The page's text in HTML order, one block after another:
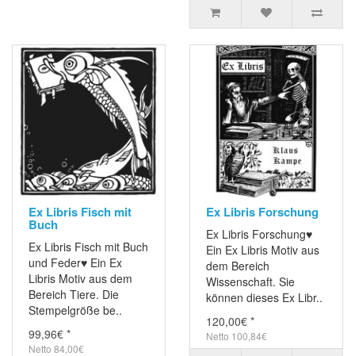
Ex Libris Fisch mit
Buch
Ex Libris Fisch mit Buch
und Feder♥ Ein Ex
Libris Motiv aus dem
Bereich Tiere. Die
Stempelgröße be..
99,96€ *
Netto 84,00€
Ex Libris Forschung
Ex Libris Forschung♥
Ein Ex Libris Motiv aus
dem Bereich
Wissenschaft. Sie
können dieses Ex Libr..
120,00€ *
Netto 100,84€